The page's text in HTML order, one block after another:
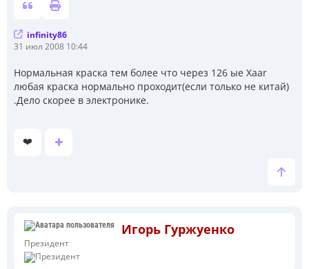
С
б
щ
е
н
infinity86
31 июл 2008 10:44
Нормальная краска тем более что через 126 ые Xaar
любая краска нормально проходит(если только не китай)
.Дело скорее в электронике.
❤️
Игорь Гуржуенко
Президент